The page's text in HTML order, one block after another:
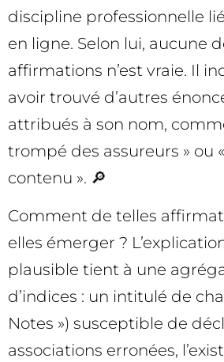
discipline professionnelle
en ligne. Selon lui, aucune
affirmations n’est vraie. Il
avoir trouvé d’autres
attribués à son nom,
trompé des assureurs » ou
contenu ». 🔎
Comment de telles
elles émerger ?
plausible tient à une
d’indices : un intitulé de
Notes ») susceptible de
associations erronées,